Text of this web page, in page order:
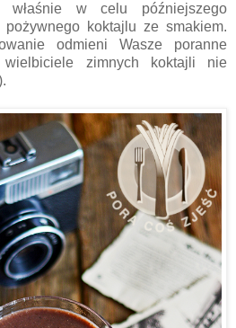
właśnie w celu późniejszego
koktajlu ze smakiem.
odmieni Wasze poranne
wielbiciele zimnych koktajli nie